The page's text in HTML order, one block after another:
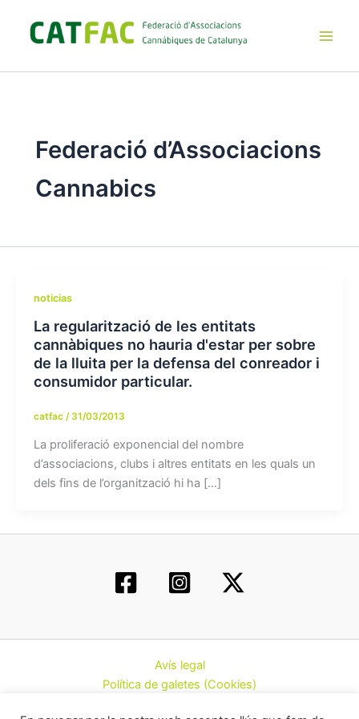
contenido
Federació d’Associacions
Cannabics
noticias
La regularització de les entitats
cannàbiques no hauria d'estar per sobre
de la lluita per la defensa del conreador i
consumidor particular.
catfac / 31/03/2013
La proliferació exponencial del nombre
d’associacions, clubs i altres entitats en les quals un
dels fins de l’organització hi ha […]
Avís legal
Política de galetes (Cookies)